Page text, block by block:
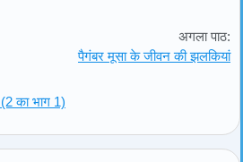
का भाग 1)
अगला पाठ:
पैगंबर मूसा के जीवन की झलकियां